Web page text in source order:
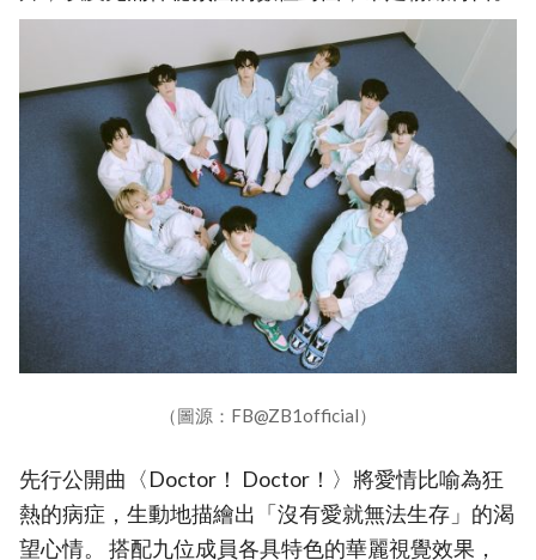
（圖源：FB@ZB1official）
先行公開曲〈Doctor！ Doctor！〉將愛情比喻為狂
熱的病症，生動地描繪出「沒有愛就無法生存」的渴
望心情。 搭配九位成員各具特色的華麗視覺效果，